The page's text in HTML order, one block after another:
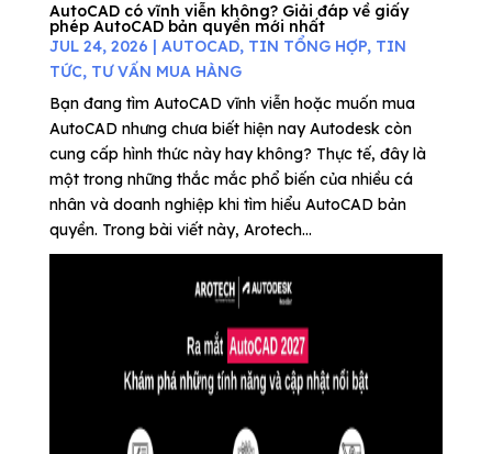
AutoCAD có vĩnh viễn không? Giải đáp về giấy
phép AutoCAD bản quyền mới nhất
JUL 24, 2026 | AUTOCAD, TIN TỔNG HỢP, TIN
TỨC, TƯ VẤN MUA HÀNG
Bạn đang tìm AutoCAD vĩnh viễn hoặc muốn mua
AutoCAD nhưng chưa biết hiện nay Autodesk còn
cung cấp hình thức này hay không? Thực tế, đây là
một trong những thắc mắc phổ biến của nhiều cá
nhân và doanh nghiệp khi tìm hiểu AutoCAD bản
quyền. Trong bài viết này, Arotech...